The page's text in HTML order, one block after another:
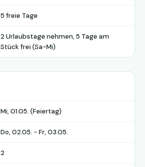
5 freie Tage
2 Urlaubstage nehmen, 5 Tage am
Stück frei (Sa-Mi)
Mi, 01.05. (Feiertag)
Do, 02.05. - Fr, 03.05.
2